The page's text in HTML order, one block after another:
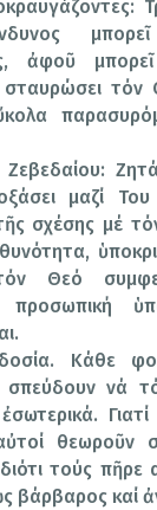
ἀφοῦ
σταυρώσει τόν
μαζί
σχέσης μέ
Θεό
προσωπική
Κάθε
σπεύδουν νά
θεωροῦν
τούς
βάρβαρος καί